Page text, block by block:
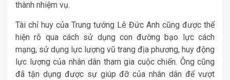
thành nhiệm vụ.
Tài chỉ huy của Trung tướng Lê Đức Anh cũng được thể
hiện rõ qua cách sử dụng con đường bạo lực cách
mạng, sử dụng lực lượng vũ trang địa phương, huy động
lực lượng của nhân dân tham gia cuộc chiến. Ông cũng
đã tận dụng được sự giúp đỡ của nhân dân để vượt